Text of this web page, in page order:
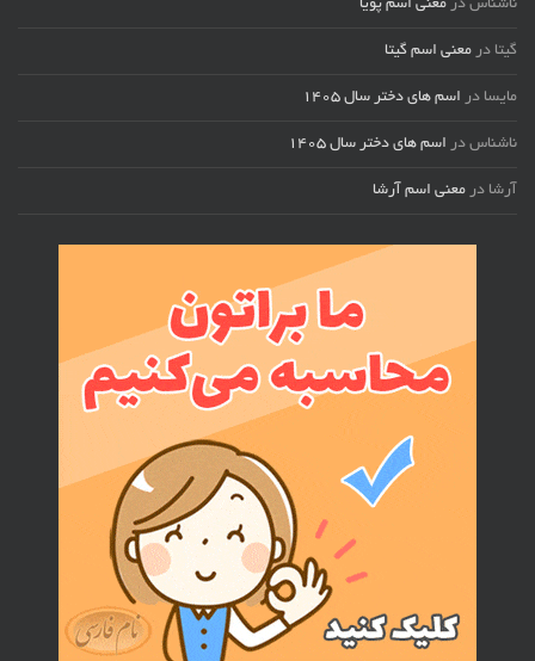
ناشناس در معنی اسم پویا
گیتا در معنی اسم گیتا
مایسا در اسم های دختر سال ۱۴۰۵
ناشناس در اسم های دختر سال ۱۴۰۵
آرشا در معنی اسم آرشا